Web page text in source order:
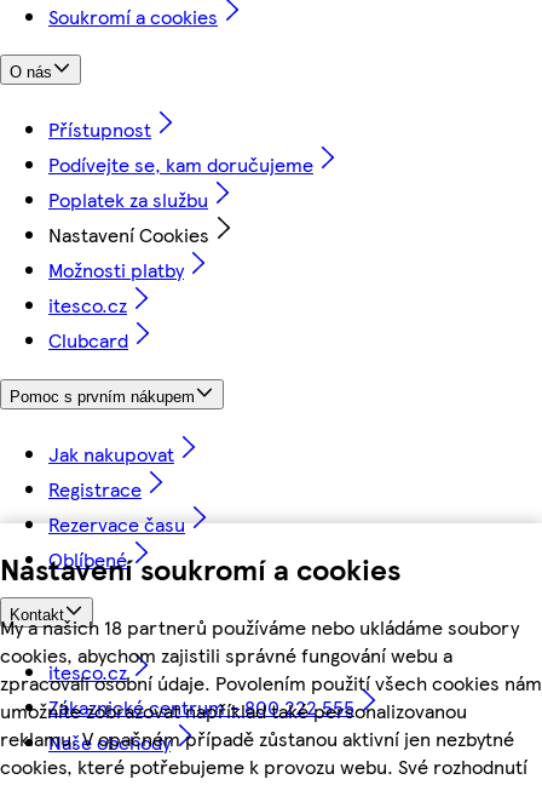
Nastavení soukromí a cookies
My a našich 18 partnerů používáme nebo ukládáme soubory
cookies, abychom zajistili správné fungování webu a
zpracovali osobní údaje. Povolením použití všech cookies nám
umožníte zobrazovat například také personalizovanou
reklamu. V opačném případě zůstanou aktivní jen nezbytné
cookies, které potřebujeme k provozu webu. Své rozhodnutí
Soukromí a cookies
O nás
Přístupnost
Podívejte se, kam doručujeme
Poplatek za službu
Nastavení Cookies
Možnosti platby
itesco.cz
Clubcard
Pomoc s prvním nákupem
Jak nakupovat
Registrace
Rezervace času
Oblíbené
Kontakt
itesco.cz
Zákaznické centrum - 800 222 555
Naše obchody